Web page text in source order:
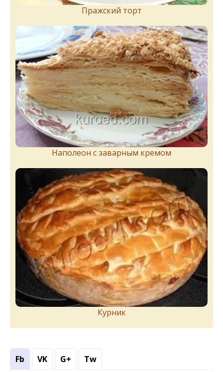
Пражский торт
Наполеон с заварным кремом
Курник
Fb VK G+ Tw